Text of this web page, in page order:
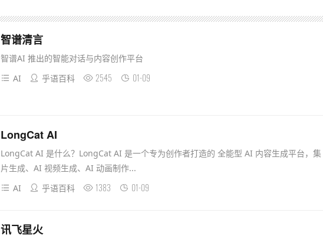
智谱清言
智谱AI 推出的智能对话与内容创作平台
AI
乎语百科 2545 01-09
LongCat AI
LongCat AI 是什么？LongCat AI 是一个专为创作者打造的 全能型 AI 内容生成平台，
片生成、AI 视频生成、AI 动画制作...
AI
乎语百科 1383 01-09
讯飞星火